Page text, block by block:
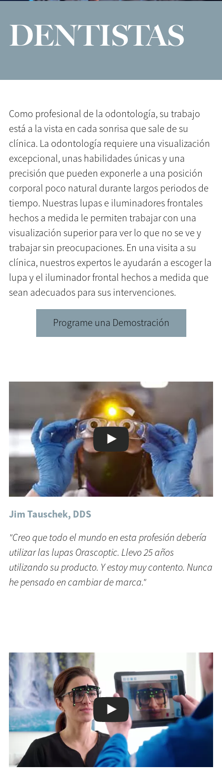
DENTISTAS
Como profesional de la odontología, su trabajo
está a la vista en cada sonrisa que sale de su
clínica. La odontología requiere una visualización
excepcional, unas habilidades únicas y una
precisión que pueden exponerle a una posición
corporal poco natural durante largos periodos de
tiempo. Nuestras lupas e iluminadores frontales
hechos a medida le permiten trabajar con una
visualización superior para ver lo que no se ve y
trabajar sin preocupaciones. En una visita a su
clínica, nuestros expertos le ayudarán a escoger la
lupa y el iluminador frontal hechos a medida que
sean adecuados para sus intervenciones.
Programe una Demostración
"Creo que todo el mundo en esta profesión debería
utilizar las lupas Orascoptic. Llevo 25 años
utilizando su producto. Y estoy muy contento. Nunca
he pensado en cambiar de marca."
Jim Tauschek, DDS